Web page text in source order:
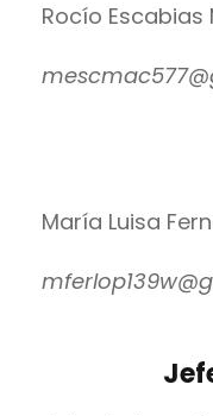
Rocío Escabias
María Luisa